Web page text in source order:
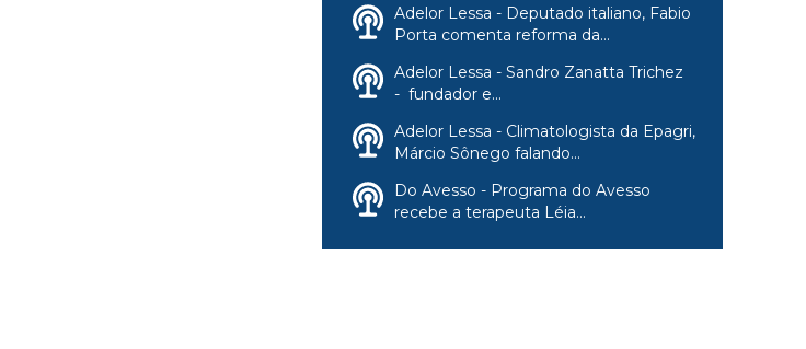
Adelor Lessa - Deputado italiano, Fabio
Porta comenta reforma da...
Adelor Lessa - Sandro Zanatta Trichez
- fundador e...
Adelor Lessa - Climatologista da Epagri,
Márcio Sônego falando...
Do Avesso - Programa do Avesso
recebe a terapeuta Léia...